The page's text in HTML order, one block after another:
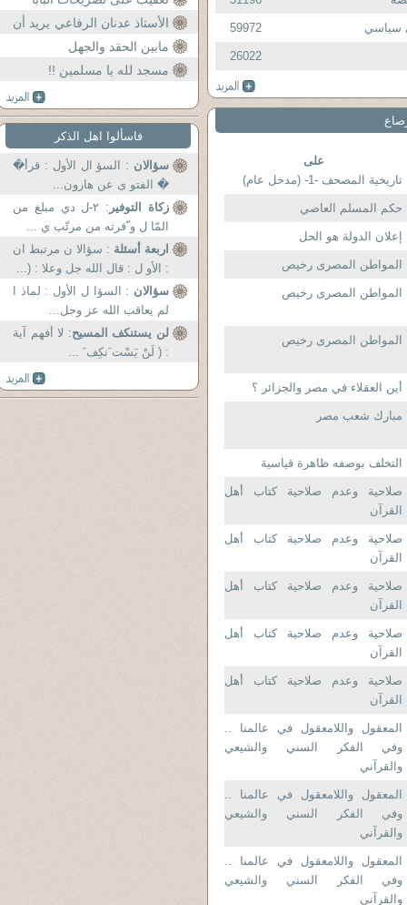
سياسي 59972
26022
على
تاريخية المصحف -1- (مدخل عام)
حكم المسلم العاصي
إعلان الدولة هو الحل
المواطن المصرى رخيص
المواطن المصرى رخيص
المواطن المصرى رخيص
أين العقلاء في مصر والجزائر ؟
مبارك شعب مصر
التخلف بوصفه ظاهرة قياسية
صلاحية وعدم صلاحية كتاب أهل
القرآن
صلاحية وعدم صلاحية كتاب أهل
القرآن
صلاحية وعدم صلاحية كتاب أهل
القرآن
صلاحية وعدم صلاحية كتاب أهل
القرآن
صلاحية وعدم صلاحية كتاب أهل
القرآن
المعقول واللامعقول في عالمنا ..
وفي الفكر السني والشيعي
والقرآني
المعقول واللامعقول في عالمنا ..
وفي الفكر السني والشيعي
والقرآني
المعقول واللامعقول في عالمنا ..
وفي الفكر السني والشيعي
والقرآني
الأستاذ عدنان الرفاعي يريد أن
يشهد الناس على التهديد الذي
بثته قناة ال
مابين الحقد والجهل
مسجد لله يا مسلمين !!
فاسألوا اهل الذكر
سؤالان : السؤ ال الأول : قرأ�
� الفتو ى عن هارون...
زكاة التوفير
: ٢-ل دي مبلغ من
المّا ل و ّفرته من مرتّب ي ...
اربعة أسئلة : سؤالا ن مرتبط ان
: الأو ل : قال الله جل وعلا : (...
سؤالان : السؤا ل الأول : لماذ ا
لم يعاقب الله عز وجل...
لن يستنكف المسيح: لا أفهم آية
: ( لَنْ يَسْت َنكِف َ ...